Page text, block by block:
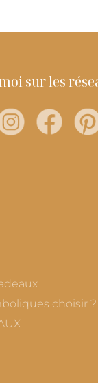
sur les
choisir ?